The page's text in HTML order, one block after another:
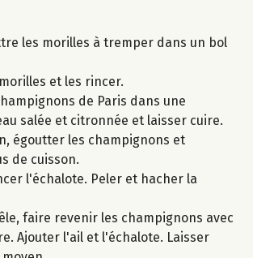
les morilles à tremper dans un bol
et les rincer.
de Paris dans une
salée et citronnée et laisser cuire.
égoutter les champignons et
de cuisson.
l'échalote. Peler et hacher la
faire revenir les champignons avec
Ajouter l'ail et l'échalote. Laisser